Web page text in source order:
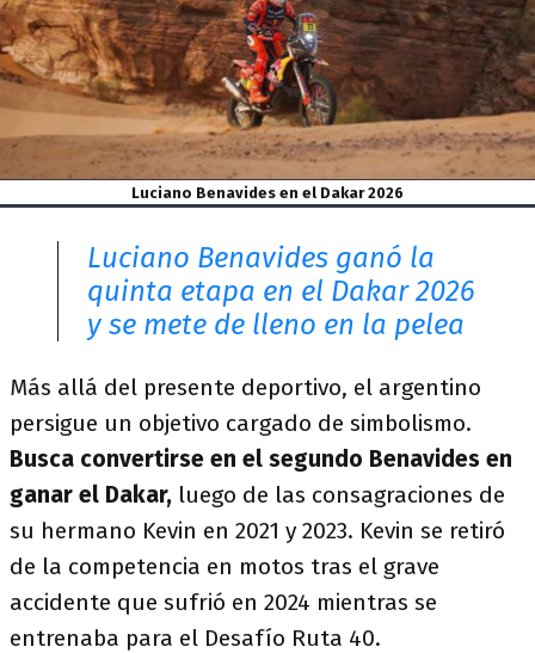
Luciano Benavides en el Dakar 2026
Luciano Benavides ganó la
quinta etapa en el Dakar 2026
y se mete de lleno en la pelea
Más allá del presente deportivo, el argentino
persigue un objetivo cargado de simbolismo.
Busca convertirse en el segundo Benavides en
ganar el Dakar, luego de las consagraciones de
su hermano Kevin en 2021 y 2023. Kevin se retiró
de la competencia en motos tras el grave
accidente que sufrió en 2024 mientras se
entrenaba para el Desafío Ruta 40.